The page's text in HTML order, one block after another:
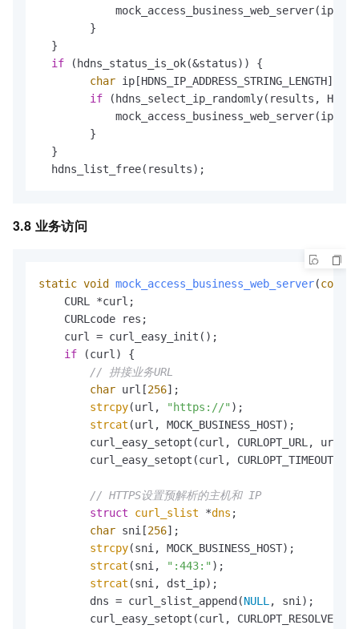
            mock_access_business_web_server(ip);
        }
  }
if (hdns_status_is_ok(&status)) {
char ip[HDNS_IP_ADDRESS_STRING_LENGTH];
if (hdns_select_ip_randomly(results,
            mock_access_business_web_server(ip);
        }
  }
  hdns_list_free(results);
3.8 业务访问
static void mock_access_business_web_server(const
    CURL *curl;
    CURLcode res;
    curl = curl_easy_init();
if (curl) {
// 拼接业务URL
char url[256];
strcpy(url, "https://" );
strcat (url, MOCK_BUSINESS_HOST);
        curl_easy_setopt(curl, CURLOPT_URL, url);
        curl_easy_setopt(curl, CURLOPT_TIMEOUT,
// HTTPS设置预解析的主机和 IP
struct
curl_slist *dns ;
char sni[256];
strcpy(sni, MOCK_BUSINESS_HOST);
strcat (sni, ":443:" );
strcat (sni, dst_ip);
        dns = curl_slist_append(
NULL, sni);
curl_easy_setopt(curl, CURLOPT_RESOLVE,